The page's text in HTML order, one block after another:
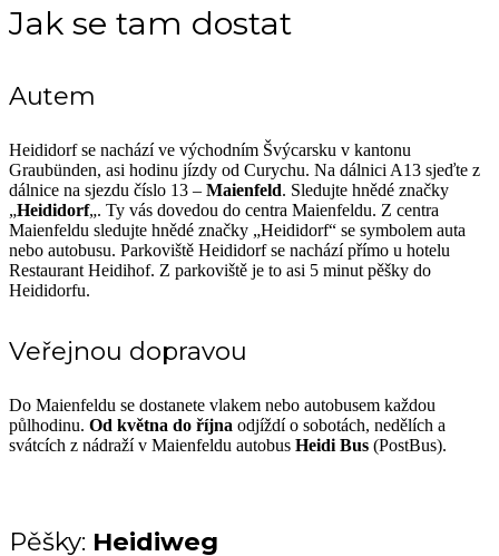
Jak se tam dostat
Autem
Heididorf se nachází ve východním Švýcarsku v kantonu
Graubünden, asi hodinu jízdy od Curychu. Na dálnici A13 sjeďte z
dálnice na sjezdu číslo 13 – Maienfeld. Sledujte hnědé značky
„Heididorf„. Ty vás dovedou do centra Maienfeldu. Z centra
Maienfeldu sledujte hnědé značky „Heididorf“ se symbolem auta
nebo autobusu. Parkoviště Heididorf se nachází přímo u hotelu
Restaurant Heidihof. Z parkoviště je to asi 5 minut pěšky do
Heididorfu.
Veřejnou dopravou
Do Maienfeldu se dostanete vlakem nebo autobusem každou
půlhodinu. Od května do října odjíždí o sobotách, nedělích a
svátcích z nádraží v Maienfeldu autobus Heidi Bus (PostBus).
Pěšky: Heidiweg